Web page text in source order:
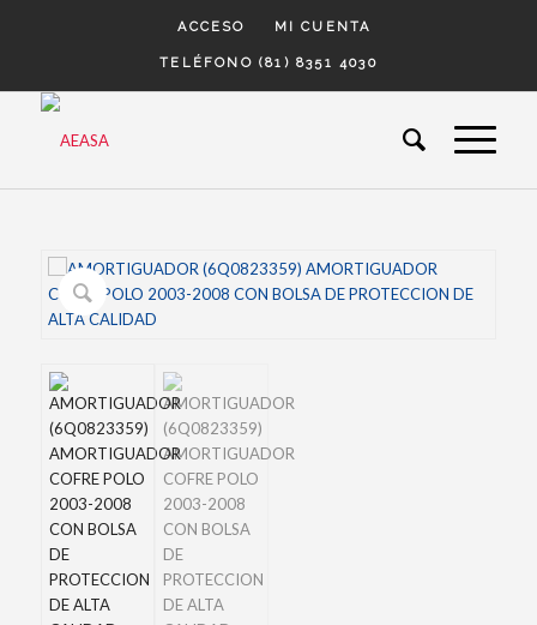
ACCESO MI CUENTA
TELÉFONO (81) 8351 4030